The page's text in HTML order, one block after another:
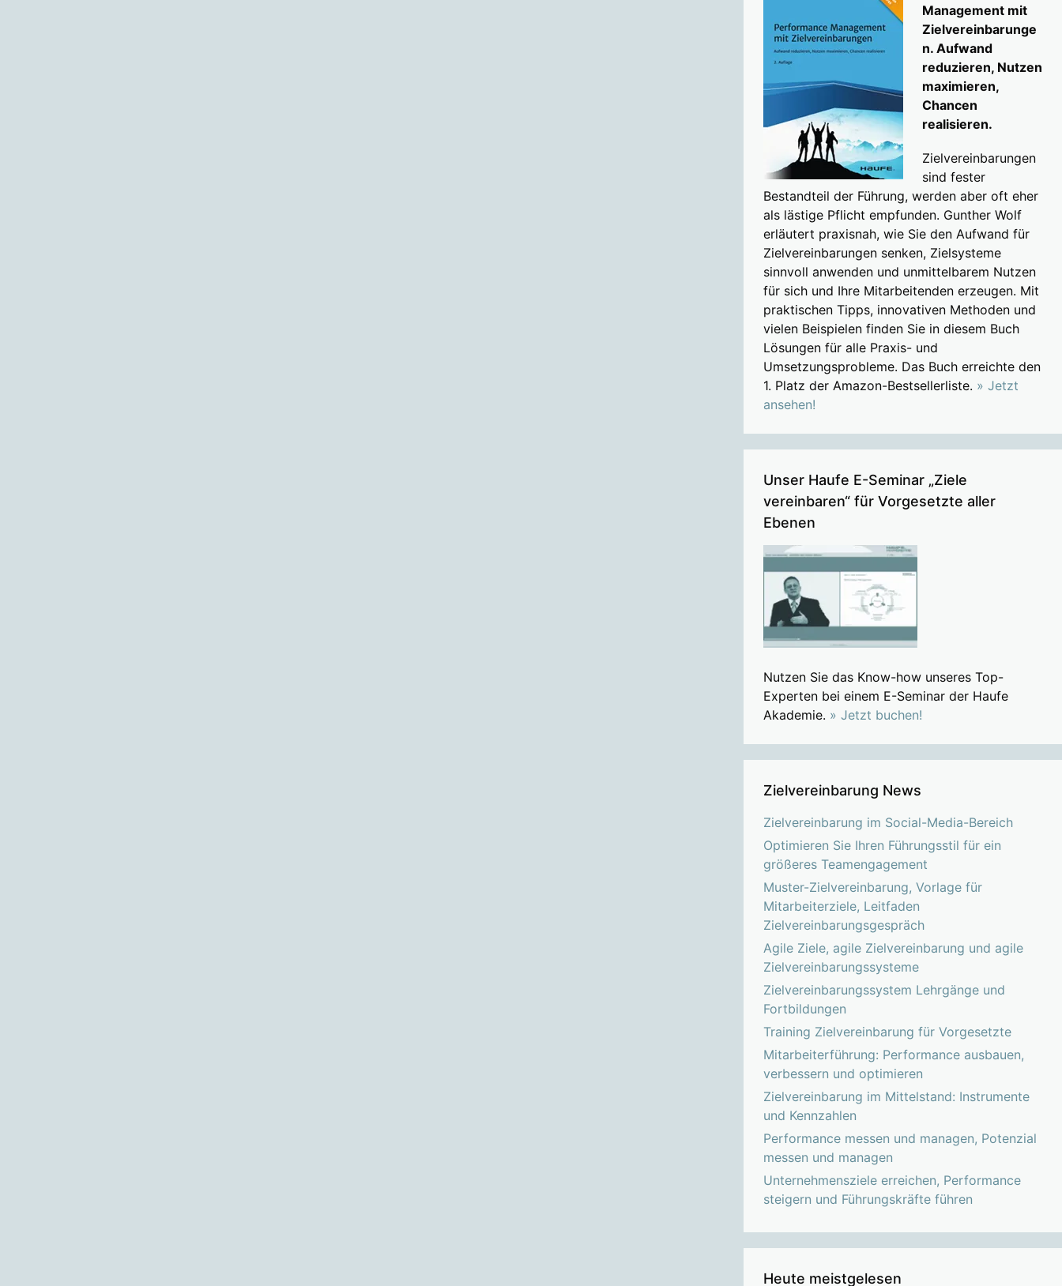
Management mit
Zielvereinbarunge
n. Aufwand
reduzieren, Nutzen
maximieren,
Chancen
realisieren.
Zielvereinbarungen
sind fester
Bestandteil der Führung, werden aber oft eher
als lästige Pflicht empfunden. Gunther Wolf
erläutert praxisnah, wie Sie den Aufwand für
Zielvereinbarungen senken, Zielsysteme
sinnvoll anwenden und unmittelbarem Nutzen
für sich und Ihre Mitarbeitenden erzeugen. Mit
praktischen Tipps, innovativen Methoden und
vielen Beispielen finden Sie in diesem Buch
Lösungen für alle Praxis- und
Umsetzungsprobleme. Das Buch erreichte den
1. Platz der Amazon-Bestsellerliste. » Jetzt
ansehen!
Unser Haufe E-Seminar „Ziele
vereinbaren“ für Vorgesetzte aller
Ebenen
Nutzen Sie das Know-how unseres Top-
Experten bei einem E-Seminar der Haufe
Akademie. » Jetzt buchen!
Zielvereinbarung News
Zielvereinbarung im Social-Media-Bereich
Optimieren Sie Ihren Führungsstil für ein
größeres Teamengagement
Muster-Zielvereinbarung, Vorlage für
Mitarbeiterziele, Leitfaden
Zielvereinbarungsgespräch
Agile Ziele, agile Zielvereinbarung und agile
Zielvereinbarungssysteme
Zielvereinbarungssystem Lehrgänge und
Fortbildungen
Training Zielvereinbarung für Vorgesetzte
Mitarbeiterführung: Performance ausbauen,
verbessern und optimieren
Zielvereinbarung im Mittelstand: Instrumente
und Kennzahlen
Performance messen und managen, Potenzial
messen und managen
Unternehmensziele erreichen, Performance
steigern und Führungskräfte führen
Heute meistgelesen